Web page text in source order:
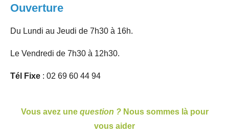
Ouverture
Du Lundi au Jeudi de 7h30 à 16h.
Le Vendredi de 7h30 à 12h30.
Tél Fixe : 02 69 60 44 94
Vous avez une question ?Nous sommes là pour
vous aider